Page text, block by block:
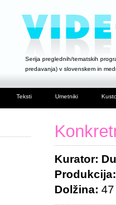
Serija preglednih/tematskih
predavanja) v slovenskem in
Teksti Umetniki
Kurator:
Produkcija:
Dolžina: